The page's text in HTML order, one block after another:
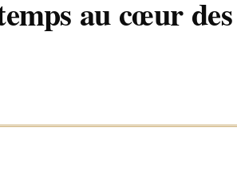
au cœur